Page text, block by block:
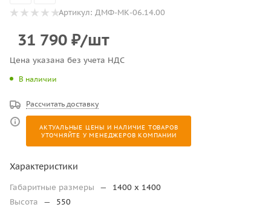
Артикул: ДМФ-МК-06.14.00
31 790 ₽/шт
Цена указана без учета НДС
В наличии
Рассчитать доставку
АКТУАЛЬНЫЕ ЦЕНЫ И НАЛИЧИЕ ТОВАРОВ
УТОЧНЯЙТЕ У МЕНЕДЖЕРОВ КОМПАНИИ
Характеристики
Габаритные размеры —
1400 x 1400
Высота
—
550